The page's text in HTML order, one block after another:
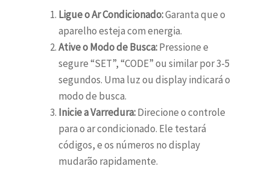
Ligue o Ar Condicionado:Garanta que o
aparelho esteja com energia.
Ative o Modo de Busca:Pressione e
segure “SET”, “CODE” ou similar por 3-5
segundos. Uma luz ou display indicará o
modo de busca.
Inicie a Varredura:Direcione o controle
para o ar condicionado. Ele testará
códigos, e os números no display
mudarão rapidamente.